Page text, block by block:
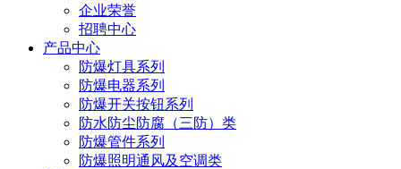
企业荣誉
招聘中心
产品中心
防爆灯具系列
防爆电器系列
防爆开关按钮系列
防水防尘防腐（三防）类
防爆管件系列
防爆照明通风及空调类